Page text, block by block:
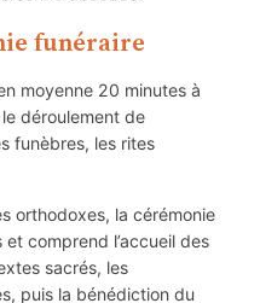
funéraire
moyenne 20 minutes à
déroulement de
funèbres, les rites
orthodoxes, la cérémonie
comprend l’accueil des
sacrés, les
puis la bénédiction du